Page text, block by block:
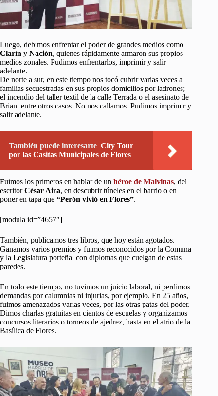
Luego, debimos enfrentar el poder de grandes medios como
Clarín y Nación, quienes rápidamente armaron sus propios
medios zonales. Pudimos enfrentarlos, imprimir y salir
adelante.
De norte a sur, en este tiempo nos tocó cubrir varias veces a
familias secuestradas en sus propios domicilios por ladrones;
el incendio del taller textil de la calle Terrada o el asesinato de
Brian, entre otros casos. No nos callamos. Pudimos imprimir y
salir adelante.
También puede interesarte City Tour
por las Casitas Municipales de Flores
Fuimos los primeros en hablar de un héroe de Malvinas, del
escritorCésar Aira, en descubrir túneles en el barrio o en
poner en tapa que “Perón vivió en Flores”.
[modula id=”4657″]
También, publicamos tres libros, que hoy están agotados.
Ganamos varios premios y fuimos reconocidos por la Comuna
y la Legislatura porteña, con diplomas que cuelgan de estas
paredes.
En todo este tiempo, no tuvimos un juicio laboral, ni perdimos
demandas por calumnias ni injurias, por ejemplo. En 25 años,
fuimos amenazados varias veces, por las otras patas del poder.
Dimos charlas gratuitas en cientos de escuelas y organizamos
concursos literarios o torneos de ajedrez, hasta en el atrio de la
Basílica de Flores.